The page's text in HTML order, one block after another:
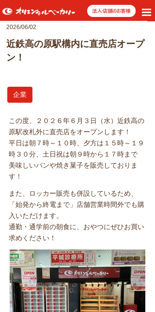
2026/06/02
近鉄高の原駅構内に直売店オープ
ン！
企業
この度、２０２６年６月３日（水）近鉄高の
原駅改札外に直売店をオープンします！
平日は朝７時～１０時、夕方は１５時～１９
時３０分、土日祝は朝９時から１７時まで
美味しいパンや焼き菓子を販売しておりま
す！
また、ロッカー販売も併設しているため、
「始発から終電まで」店舗営業時間外でも購
入いただけます。
通勤・通学前の朝食に、おやつにぜひお買い
求めください！